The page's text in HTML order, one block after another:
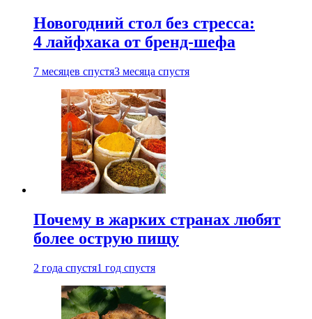
Новогодний стол без стресса:
4 лайфхака от бренд-шефа
7 месяцев спустя3 месяца спустя
Почему в жарких странах любят
более острую пищу
2 года спустя1 год спустя